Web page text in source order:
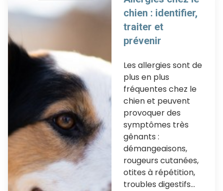
chien : identifier,
traiter et
prévenir
Les allergies sont de
plus en plus
fréquentes chez le
chien et peuvent
provoquer des
symptômes très
gênants :
démangeaisons,
rougeurs cutanées,
otites à répétition,
troubles digestifs…